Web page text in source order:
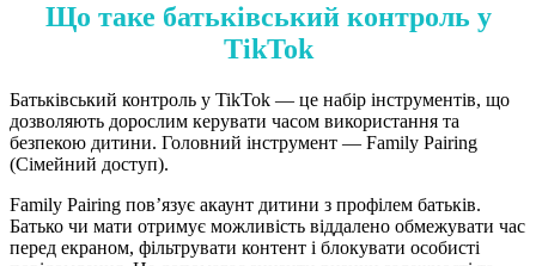
Що таке батьківський контроль у
TikTok
Батьківський контроль у TikTok — це набір інструментів, що
дозволяють дорослим керувати часом використання та
безпекою дитини. Головний інструмент — Family Pairing
(Сімейний доступ).
Family Pairing пов’язує акаунт дитини з профілем батьків.
Батько чи мати отримує можливість віддалено обмежувати час
перед екраном, фільтрувати контент і блокувати особисті